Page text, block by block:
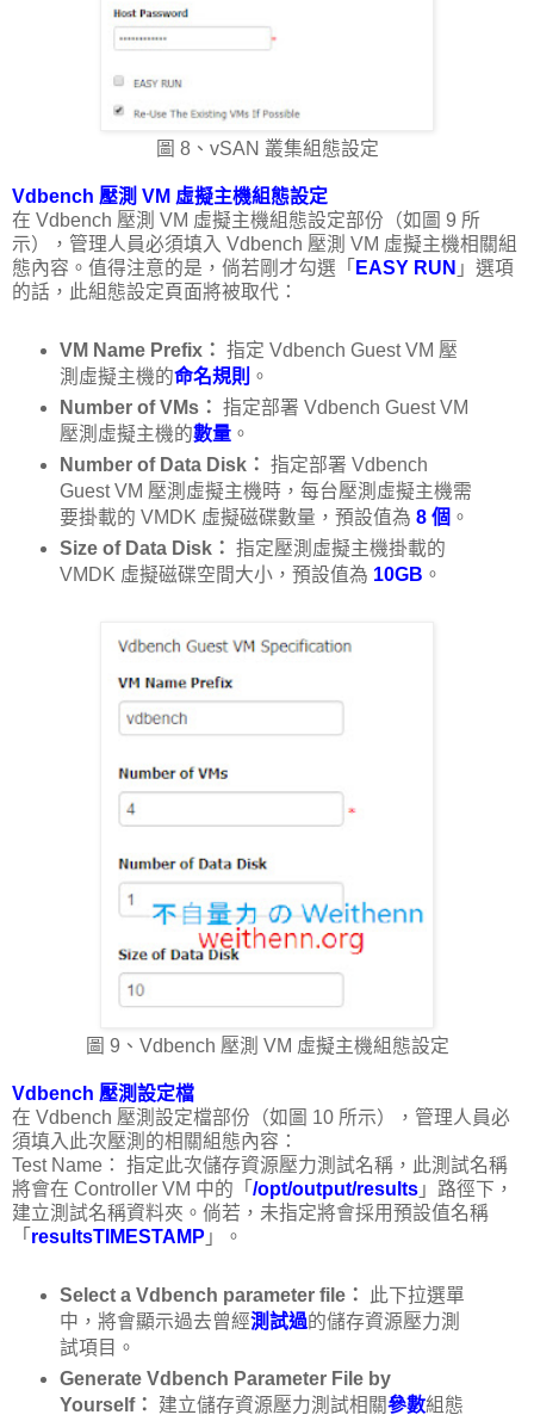
圖 8、vSAN 叢集組態設定
Vdbench 壓測 VM 虛擬主機組態設定
在 Vdbench 壓測 VM 虛擬主機組態設定部份（如圖 9 所
示），管理人員必須填入 Vdbench 壓測 VM 虛擬主機相關組
態內容。值得注意的是，倘若剛才勾選「 EASY RUN 」選項
的話，此組態設定頁面將被取代：
VM Name Prefix： 指定 Vdbench Guest VM 壓
測虛擬主機的命名規則 。
Number of VMs： 指定部署 Vdbench Guest VM
壓測虛擬主機的數量。
Number of Data Disk： 指定部署 Vdbench
Guest VM 壓測虛擬主機時，每台壓測虛擬主機需
要掛載的 VMDK 虛擬磁碟數量，預設值為 8 個 。
Size of Data Disk： 指定壓測虛擬主機掛載的
VMDK 虛擬磁碟空間大小，預設值為 10GB 。
圖 9、Vdbench 壓測 VM 虛擬主機組態設定
Vdbench 壓測設定檔
在 Vdbench 壓測設定檔部份（如圖 10 所示），管理人員必
須填入此次壓測的相關組態內容：
Test Name： 指定此次儲存資源壓力測試名稱，此測試名稱
將會在 Controller VM 中的「 /opt/output/results 」路徑下，
建立測試名稱資料夾。倘若，未指定將會採用預設值名稱
「 resultsTIMESTAMP 」。
Select a Vdbench parameter file：
此下拉選單
中，將會顯示過去曾經測試過的儲存資源壓力測
試項目。
Generate Vdbench Parameter File by
Yourself：
建立儲存資源壓力測試相關參數組態